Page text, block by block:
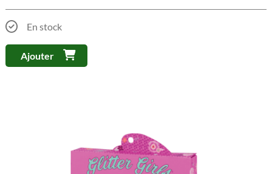
En stock
Ajouter